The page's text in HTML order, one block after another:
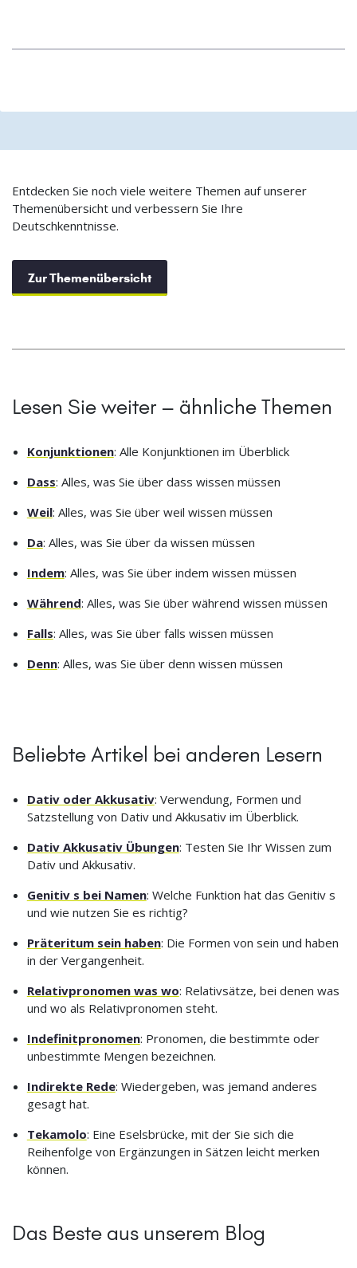
Entdecken Sie noch viele weitere Themen auf unserer
Themenübersicht und verbessern Sie Ihre
Deutschkenntnisse.
Zur Themenübersicht
Lesen Sie weiter – ähnliche Themen
Konjunktionen: Alle Konjunktionen im Überblick
Dass: Alles, was Sie über dass wissen müssen
Weil: Alles, was Sie über weil wissen müssen
Da: Alles, was Sie über da wissen müssen
Indem: Alles, was Sie über indem wissen müssen
Während: Alles, was Sie über während wissen müssen
Falls: Alles, was Sie über falls wissen müssen
Denn: Alles, was Sie über denn wissen müssen
Beliebte Artikel bei anderen Lesern
Dativ oder Akkusativ: Verwendung, Formen und
Satzstellung von Dativ und Akkusativ im Überblick.
Dativ Akkusativ Übungen: Testen Sie Ihr Wissen zum
Dativ und Akkusativ.
Genitiv s bei Namen: Welche Funktion hat das Genitiv s
und wie nutzen Sie es richtig?
Präteritum sein haben: Die Formen von sein und haben
in der Vergangenheit.
Relativpronomen was wo: Relativsätze, bei denen was
und wo als Relativpronomen steht.
Indefinitpronomen: Pronomen, die bestimmte oder
unbestimmte Mengen bezeichnen.
Indirekte Rede: Wiedergeben, was jemand anderes
gesagt hat.
Tekamolo: Eine Eselsbrücke, mit der Sie sich die
Reihenfolge von Ergänzungen in Sätzen leicht merken
können.
Das Beste aus unserem Blog